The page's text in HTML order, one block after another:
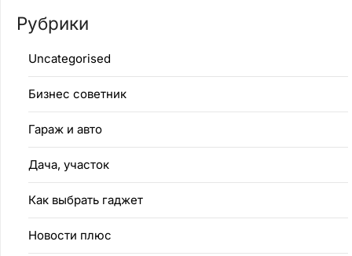
Рубрики
Uncategorised
Бизнес советник
Гараж и авто
Дача, участок
Как выбрать гаджет
Новости плюс